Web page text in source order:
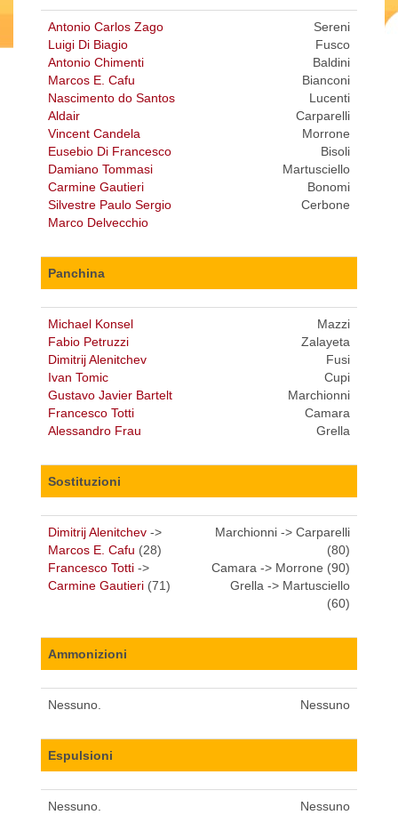
Antonio Carlos Zago
Luigi Di Biagio
Antonio Chimenti
Marcos E. Cafu
Nascimento do Santos
Aldair
Vincent Candela
Eusebio Di Francesco
Damiano Tommasi
Carmine Gautieri
Silvestre Paulo Sergio
Marco Delvecchio
Sereni
Fusco
Baldini
Bianconi
Lucenti
Carparelli
Morrone
Bisoli
Martusciello
Bonomi
Cerbone
Panchina
Michael Konsel
Fabio Petruzzi
Dimitrij Alenitchev
Ivan Tomic
Gustavo Javier Bartelt
Francesco Totti
Alessandro Frau
Mazzi
Zalayeta
Fusi
Cupi
Marchionni
Camara
Grella
Sostituzioni
Dimitrij Alenitchev ->
Marcos E. Cafu (28)
Francesco Totti ->
Carmine Gautieri (71)
Marchionni -> Carparelli
(80)
Camara -> Morrone (90)
Grella -> Martusciello
(60)
Ammonizioni
Nessuno. Nessuno
Espulsioni
Nessuno. Nessuno